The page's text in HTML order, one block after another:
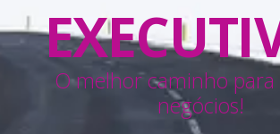
O melhor caminho para
negócios!